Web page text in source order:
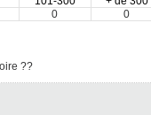
0
0
??